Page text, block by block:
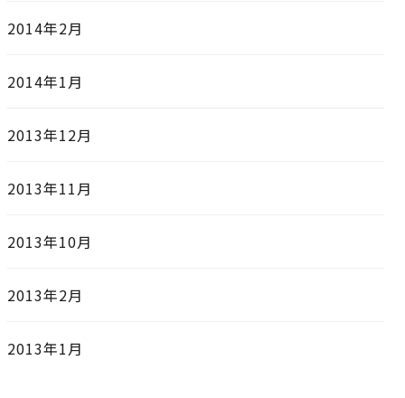
2014年2月
2014年1月
2013年12月
2013年11月
2013年10月
2013年2月
2013年1月